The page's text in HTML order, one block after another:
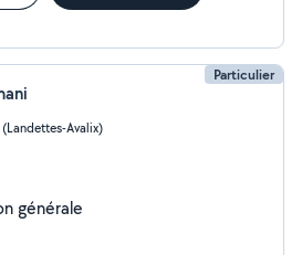
Particulier
Avalix)
générale